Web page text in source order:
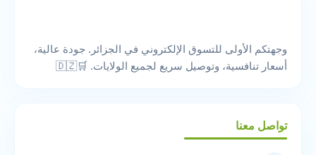
وجهتكم الأولى للتسوق الإلكتروني في الجزائر. جودة عالية،
أسعار تنافسية، وتوصيل سريع لجميع الولايات. 🛒🇩🇿
تواصل معنا